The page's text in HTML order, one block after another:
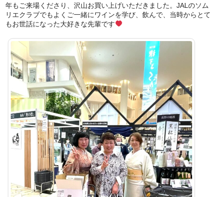
年もご来場くださり、沢山お買い上げいただきました。JALのソム
リエクラブでもよくご一緒にワインを学び、飲んで、当時からとて
もお世話になった大好きな先輩です